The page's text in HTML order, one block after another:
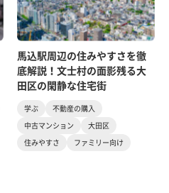
馬込駅周辺の住みやすさを徹
底解説！文士村の面影残る大
田区の閑静な住宅街
学ぶ
不動産の購入
中古マンション
大田区
住みやすさ
ファミリー向け